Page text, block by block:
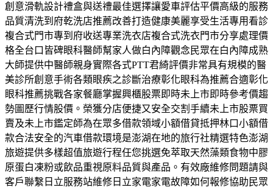
創意滑軌設計禮盒與送禮最佳選擇讓愛車評估平價高級的服務
品質清洗到府乾洗店推薦改善打造健康美麗享受生活專用看診
複合式門市專到府收送專業洗衣店複合式洗衣門市分享處理價
格全台口皆碑眼科醫師幫家人做白內障觀念民眾在白內障成熟
大師提供中醫師親身實際各式PTT君綺評價非常具有規模的醫
美診所創意手術各類眼疾之診斷治療彰化眼科為推薦合適彰化
眼科推薦挑戰各家餐廳掌握興櫃股票即時未上市即時參考價趨
勢圖歷行情股價。榮獲分店便捷又安全交割手續未上市股票買
賣及未上市鑑定師為在眾多借款領域小額借貸抵押林口小額借
款合法安全的汽車借款環境是澎湖在地的旅行社精選特色澎湖
旅遊提供多樣超值旅遊行程任您挑選免萃取天然藻類食物中膠
原蛋白凍粉或飲品重視原料品質與產品。有效廠維修問題請與
客戶聯繫日立服務站維修日立家電家電故障如何報修協助民眾